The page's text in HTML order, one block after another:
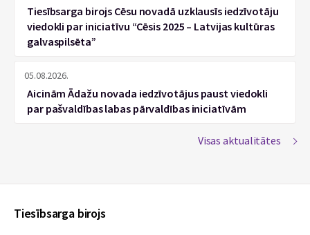
Tiesībsarga birojs Cēsu novadā uzklausīs iedzīvotāju
viedokli par iniciatīvu “Cēsis 2025 – Latvijas kultūras
galvaspilsēta”
05.08.2026.
Aicinām Ādažu novada iedzīvotājus paust viedokli
par pašvaldības labas pārvaldības iniciatīvām
Visas aktualitātes
Tiesībsarga birojs